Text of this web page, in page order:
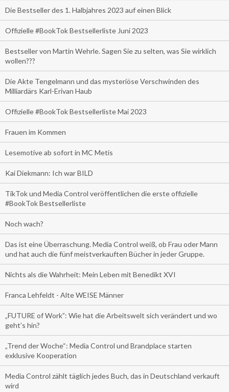
Die Bestseller des 1. Halbjahres 2023 auf einen Blick
Offizielle #BookTok Bestsellerliste Juni 2023
Bestseller von Martin Wehrle. Sagen Sie zu selten, was Sie wirklich
wollen???
Die Akte Tengelmann und das mysteriöse Verschwinden des
Milliardärs Karl-Erivan Haub
Offizielle #BookTok Bestsellerliste Mai 2023
Frauen im Kommen
Lesemotive ab sofort in MC Metis
Kai Diekmann: Ich war BILD
TikTok und Media Control veröffentlichen die erste offizielle
#BookTok Bestsellerliste
Noch wach?
Das ist eine Überraschung. Media Control weiß, ob Frau oder Mann
und hat auch die fünf meistverkauften Bücher in jeder Gruppe.
Nichts als die Wahrheit: Mein Leben mit Benedikt XVI
Franca Lehfeldt - Alte WEISE Männer
„FUTURE of Work”: Wie hat die Arbeitswelt sich verändert und wo
geht’s hin?
„Trend der Woche“: Media Control und Brandplace starten
exklusive Kooperation
Media Control zählt täglich jedes Buch, das in Deutschland verkauft
wird